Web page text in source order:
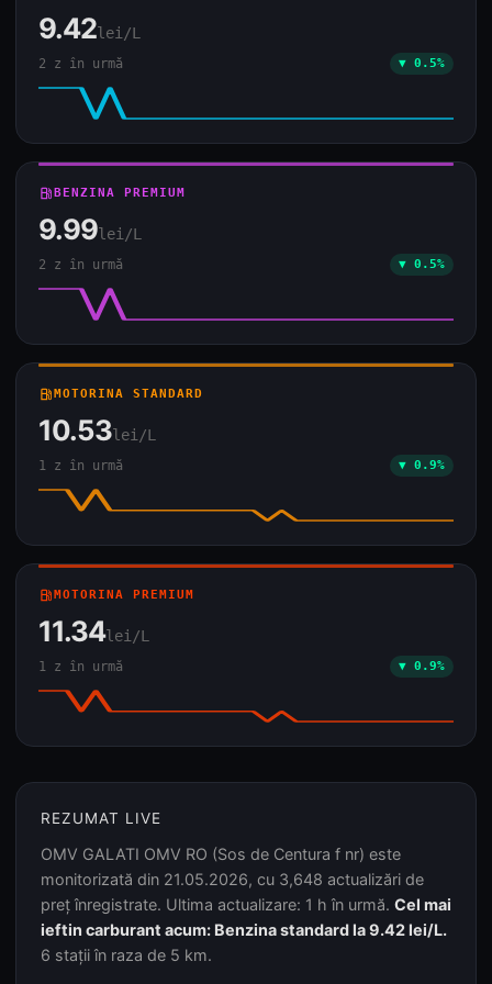
9.42lei/L
2 z în urmă ▼ 0.5%
local_gas_stationBENZINA PREMIUM
9.99lei/L
2 z în urmă ▼ 0.5%
local_gas_stationMOTORINA STANDARD
10.53lei/L
1 z în urmă ▼ 0.9%
local_gas_stationMOTORINA PREMIUM
11.34lei/L
1 z în urmă ▼ 0.9%
REZUMAT LIVE
OMV GALATI OMV RO (Sos de Centura f nr) este
monitorizată din 21.05.2026, cu 3,648 actualizări de
preț înregistrate. Ultima actualizare: 1 h în urmă. Cel mai
ieftin carburant acum: Benzina standard la 9.42 lei/L.
6 stații în raza de 5 km.